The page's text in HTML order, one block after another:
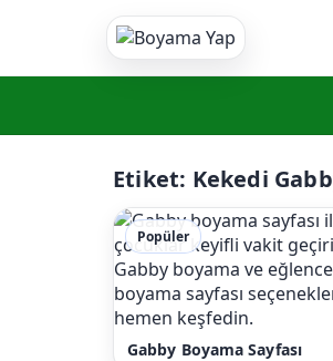
Etiket: Kekedi
Popüler
Gabby Boyama Sayfası